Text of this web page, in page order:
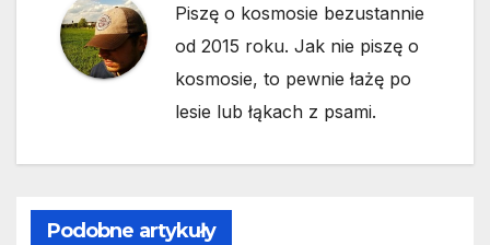
Piszę o kosmosie bezustannie
od 2015 roku. Jak nie piszę o
kosmosie, to pewnie łażę po
lesie lub łąkach z psami.
Podobne artykuły